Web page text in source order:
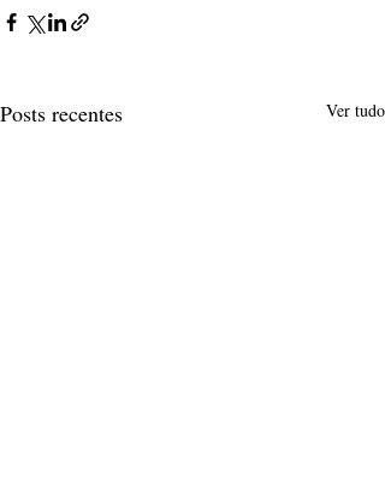
Posts recentes Ver tudo